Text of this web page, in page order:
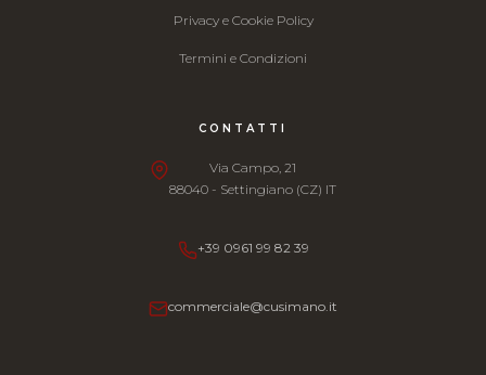
Privacy e Cookie Policy
Termini e Condizioni
CONTATTI
Via Campo, 21
88040 - Settingiano (CZ) IT
+39 0961 99 82 39
commerciale@cusimano.it